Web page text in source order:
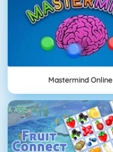
Mastermind Online